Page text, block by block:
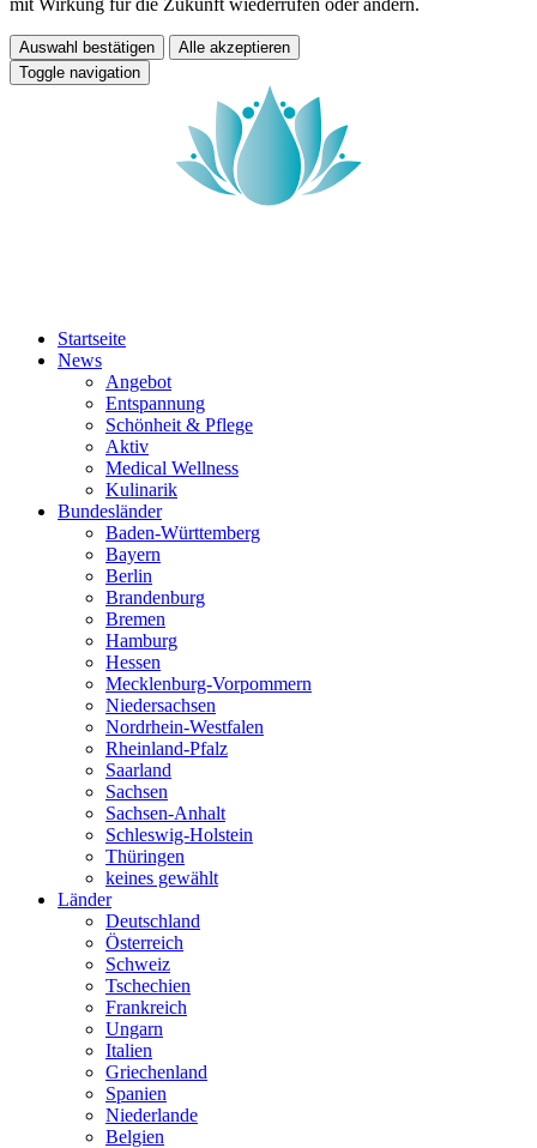
mit Wirkung für die Zukunft wiederrufen oder ändern.
Auswahl bestätigen
Alle akzeptieren
Toggle navigation
Startseite
News
Angebot
Entspannung
Schönheit & Pflege
Aktiv
Medical Wellness
Kulinarik
Bundesländer
Baden-Württemberg
Bayern
Berlin
Brandenburg
Bremen
Hamburg
Hessen
Mecklenburg-Vorpommern
Niedersachsen
Nordrhein-Westfalen
Rheinland-Pfalz
Saarland
Sachsen
Sachsen-Anhalt
Schleswig-Holstein
Thüringen
keines gewählt
Länder
Deutschland
Österreich
Schweiz
Tschechien
Frankreich
Ungarn
Italien
Griechenland
Spanien
Niederlande
Belgien